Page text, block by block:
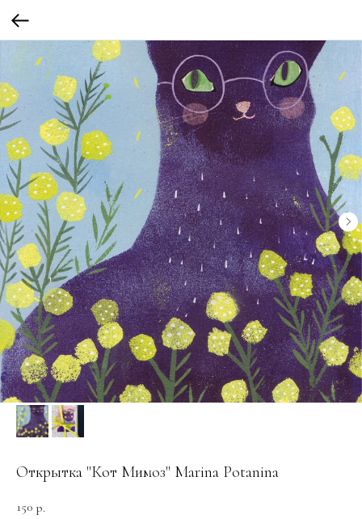
Открытка "Кот Мимоз" Marina Potanina
150 р.